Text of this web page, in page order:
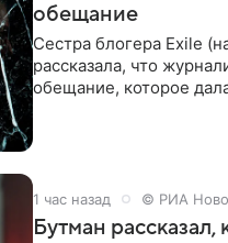
обещание
Сестра блогера Exile
рассказала, что
обещание, которое
1 час назад © РИА
Бутман